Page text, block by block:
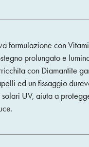
formulazione con
prolungato e
con Diamantite
ed un fissaggio
UV, aiuta a